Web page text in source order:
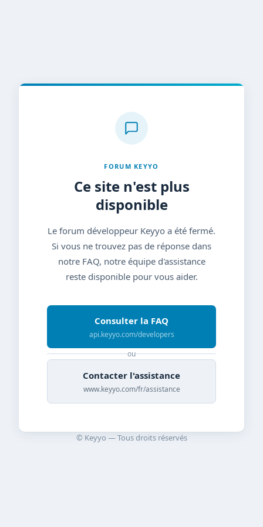
FORUM KEYYO
Ce site n'est plus
disponible
Le forum développeur Keyyo a été fermé.
Si vous ne trouvez pas de réponse dans
notre FAQ, notre équipe d'assistance
reste disponible pour vous aider.
Consulter la FAQ
api.keyyo.com/developers
ou
Contacter l'assistance
www.keyyo.com/fr/assistance
© Keyyo — Tous droits réservés